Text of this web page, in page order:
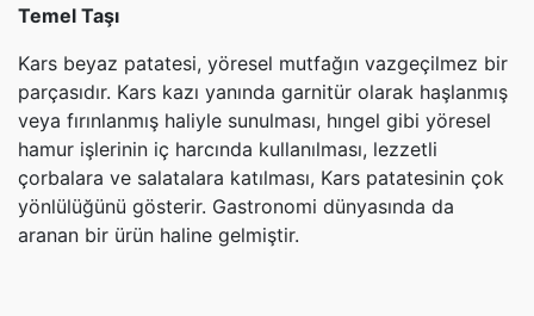
Temel Taşı
Kars beyaz patatesi, yöresel mutfağın vazgeçilmez bir
parçasıdır. Kars kazı yanında garnitür olarak haşlanmış
veya fırınlanmış haliyle sunulması, hıngel gibi yöresel
hamur işlerinin iç harcında kullanılması, lezzetli
çorbalara ve salatalara katılması, Kars patatesinin çok
yönlülüğünü gösterir. Gastronomi dünyasında da
aranan bir ürün haline gelmiştir.